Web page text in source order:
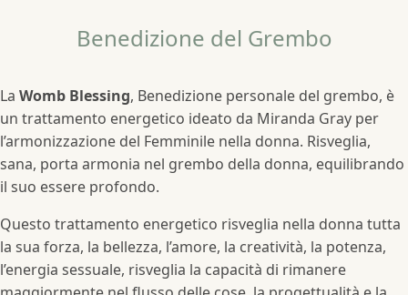
Benedizione del Grembo
La Womb Blessing, Benedizione personale del grembo, è
un trattamento energetico ideato da Miranda Gray per
l’armonizzazione del Femminile nella donna. Risveglia,
sana, porta armonia nel grembo della donna, equilibrando
il suo essere profondo.
Questo trattamento energetico risveglia nella donna tutta
la sua forza, la bellezza, l’amore, la creatività, la potenza,
l’energia sessuale, risveglia la capacità di rimanere